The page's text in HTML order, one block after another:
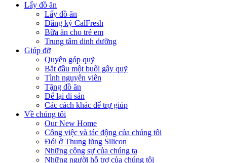
Lấy đồ ăn
Lấy đồ ăn
Đăng ký CalFresh
Bữa ăn cho trẻ em
Trung tâm dinh dưỡng
Giúp đỡ
Quyên góp quỹ
Bắt đầu một buổi gây quỹ
Tình nguyện viên
Tặng đồ ăn
Để lại di sản
Các cách khác để trợ giúp
Về chúng tôi
Our New Home
Công việc và tác động của chúng tôi
Đói ở Thung lũng Silicon
Những cộng sự của chúng ta
Những người hỗ trợ của chúng tôi